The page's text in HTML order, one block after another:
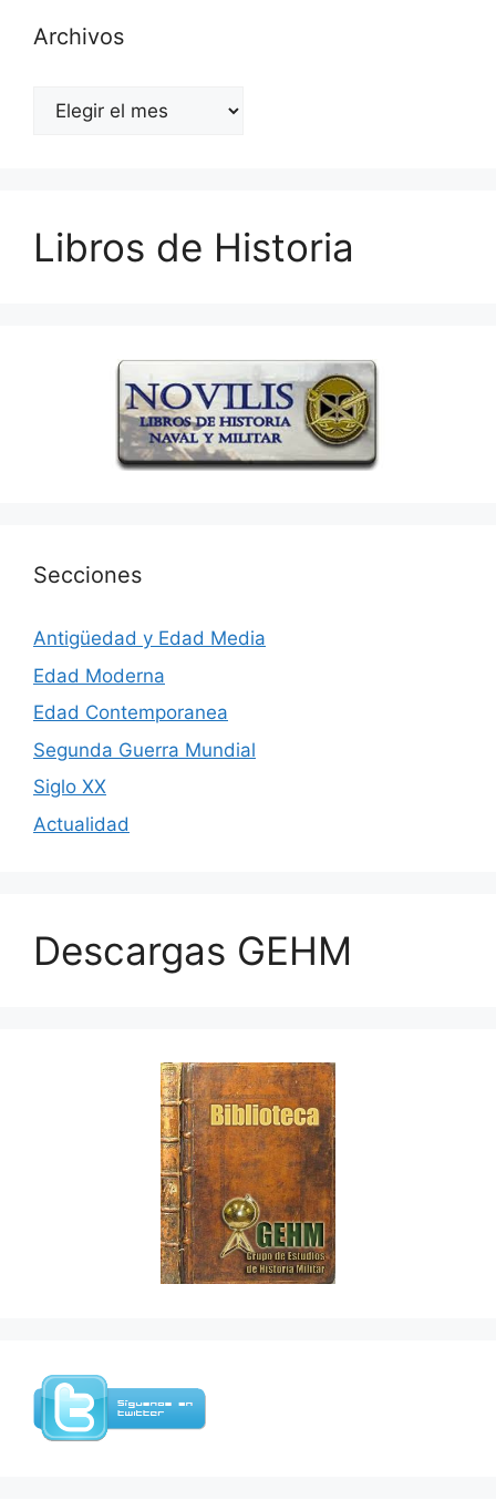
Archivos
Archivos
Libros de Historia
Secciones
Antigüedad y Edad Media
Edad Moderna
Edad Contemporanea
Segunda Guerra Mundial
Siglo XX
Actualidad
Descargas GEHM